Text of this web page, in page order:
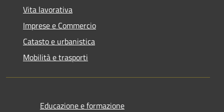
Vita lavorativa
Imprese e Commercio
Catasto e urbanistica
Mobilità e trasporti
Educazione e formazione